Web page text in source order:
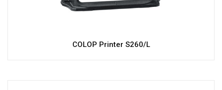
COLOP Printer S260/L